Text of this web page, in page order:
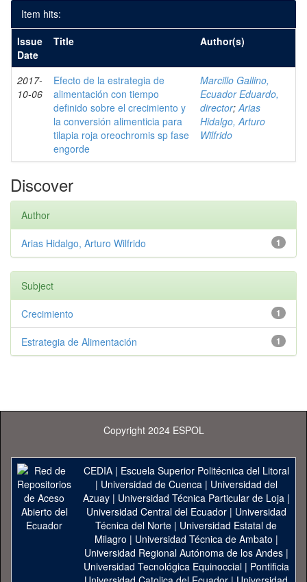
Item hits:
Issue
Date
Title Author(s)
2017-
10-06
Efecto de la estrategia de
alimentación con tiempo
definido sobre el crecimiento y
la conversión alimenticia para
tilapia roja oreochromis sp fase
engorde
Marcillo Gallino,
Ecuador Eduardo,
director;Arias
Hidalgo, Arturo
Wilfrido
Discover
Author
1
Arias Hidalgo, Arturo Wilfrido
Subject
1
Crecimiento
1
Estrategia de Alimentación
Copyright 2024 ESPOL
CEDIA| Escuela Superior Politécnica del Litoral
| Universidad de Cuenca| Universidad del
Azuay| Universidad Técnica Particular de Loja|
Universidad Central del Ecuador| Universidad
Técnica del Norte | Universidad Estatal de
Milagro | Universidad Técnica de Ambato |
Universidad Regional Autónoma de los Andes|
Universidad Tecnológica Equinoccial| Pontificia